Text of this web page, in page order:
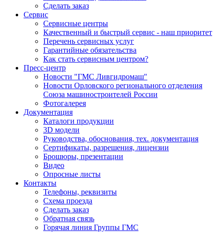
Сделать заказ
Сервис
Сервисные центры
Качественный и быстрый сервис - наш приоритет
Перечень сервисных услуг
Гарантийные обязательства
Как стать сервисным центром?
Пресс-центр
Новости "ГМС Ливгидромаш"
Новости Орловского регионального отделения
Союза машиностроителей России
Фотогалерея
Документация
Каталоги продукции
3D модели
Руководства, обоснования, тех. документация
Сертификаты, разрешения, лицензии
Брошюры, презентации
Видео
Опросные листы
Контакты
Телефоны, реквизиты
Схема проезда
Сделать заказ
Обратная связь
Горячая линия Группы ГМС